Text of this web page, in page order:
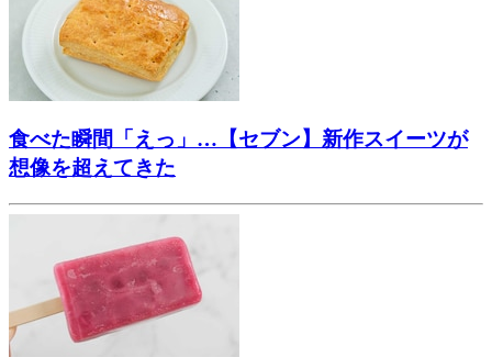
食べた瞬間「えっ」…【セブン】新作スイーツが
想像を超えてきた